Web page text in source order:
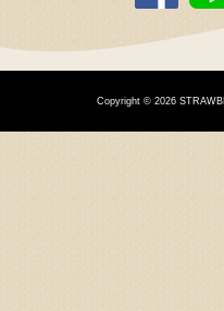
Copyright © 2026